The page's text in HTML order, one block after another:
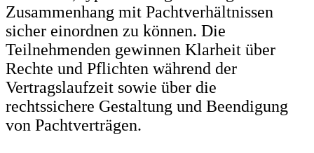
Zusammenhang mit Pachtverhältnissen
sicher einordnen zu können. Die
Teilnehmenden gewinnen Klarheit über
Rechte und Pflichten während der
Vertragslaufzeit sowie über die
rechtssichere Gestaltung und Beendigung
von Pachtverträgen.